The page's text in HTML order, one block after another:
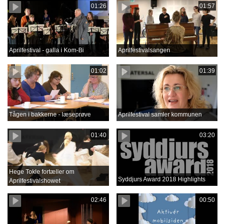
01:26
Aprilfestival - galla i Kom-Bi
01:57
Aprilfestivalsangen
01:02
Tågen i bakkerne - læseprøve
01:39
Aprilfestival samler kommunen
01:40
Hege Tokle fortæller om
Aprilfestivalshowet
03:20
Syddjurs Award 2018 Highlights
02:46 00:50